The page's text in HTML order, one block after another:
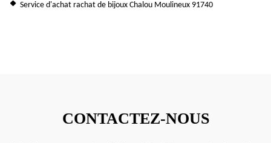
Service d'achat rachat de bijoux Chalou Moulineux 91740
CONTACTEZ-NOUS